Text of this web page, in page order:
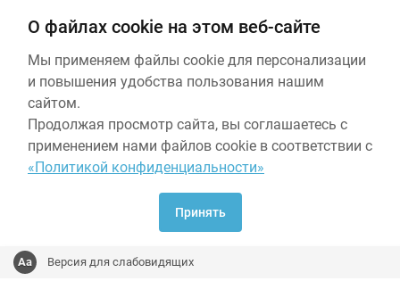
О файлах cookie на этом веб-сайте
Мы применяем файлы cookie для персонализации
и повышения удобства пользования нашим
сайтом.
Продолжая просмотр сайта, вы соглашаетесь с
применением нами файлов cookie в соответствии с
«Политикой конфиденциальности»
Принять
Версия для слабовидящих